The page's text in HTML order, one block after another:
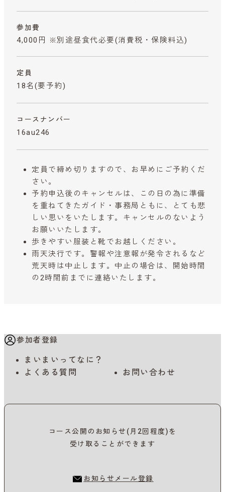
参加費
4,000円 ※別途昼食代必要(消費税・保険料込)
定員
18名(要予約)
コースナンバー
16au246
定員で締め切りますので、お早めにご予約くだ
さい。
予約申込後のキャンセルは、この日の為に準備
を重ねてきたガイド・事務局ともに、とても悲
しい思いをいたします。キャンセルのないよう
お願いいたします。
歩きやすい服装と靴でお越しください。
雨天決行です。警報や注意報が発令されるなど
荒天時は中止します。中止の場合は、開始時間
の2時間前までに連絡いたします。
参加者登録
まいまいってなに？
よくある質問
お問い合わせ
コース公開のお知らせ(月2回程度)を
受け取ることができます
お知らせメール登録